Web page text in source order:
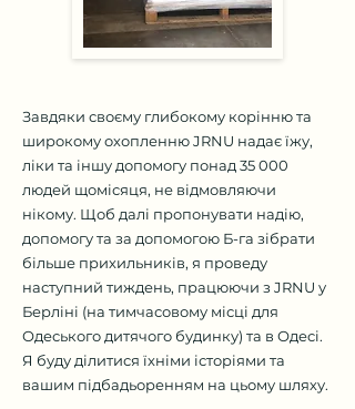
Завдяки своєму глибокому корінню та
широкому охопленню JRNU надає їжу,
ліки та іншу допомогу понад 35 000
людей щомісяця, не відмовляючи
нікому. Щоб далі пропонувати надію,
допомогу та за допомогою Б-га зібрати
більше прихильників, я проведу
наступний тиждень, працюючи з JRNU у
Берліні (на тимчасовому місці для
Одеського дитячого будинку) та в Одесі.
Я буду ділитися їхніми історіями та
вашим підбадьоренням на цьому шляху.